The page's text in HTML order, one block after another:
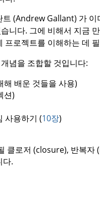
트 (Andrew Gallant) 가 이
니다. 그에 비해서 지금
프로젝트를 이해하는 데
념을 조합할 것입니다:
해 배운 것들을 사용)
션)
사용하기 (10장)
클로저 (closure), 반복
다.